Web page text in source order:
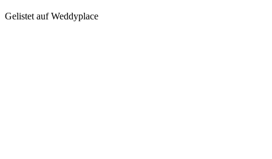
Gelistet auf Weddyplace